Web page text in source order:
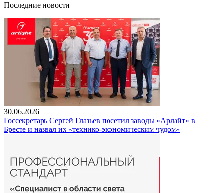
Последние новости
30.06.2026
Госсекретарь Сергей Глазьев посетил заводы «Арлайт» в
Бресте и назвал их «технико-экономическим чудом»